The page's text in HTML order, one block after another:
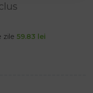
zile 59.83 lei